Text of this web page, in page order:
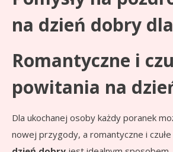
na dzień dobry
Romantyczne i
powitania na
Dla ukochanej osoby każdy poranek
nowej przygody, a romantyczne i czułe